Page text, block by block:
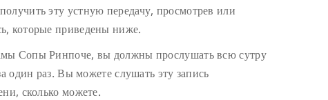
эту устную передачу, просмотрев или
которые приведены ниже.
Сопы Ринпоче, вы должны прослушать всю сутру
один раз. Вы можете слушать эту запись
сколько можете.